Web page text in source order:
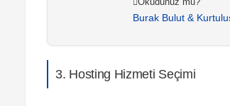
Burak Bulut &
3. Hosting Hizmeti Seçimi